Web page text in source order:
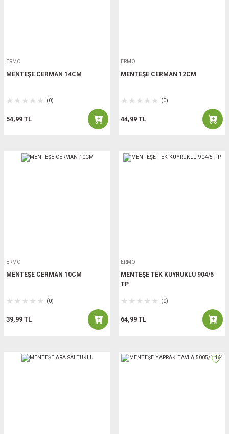
ERMO
MENTEŞE CERMAN 14CM
(0)
54,99 TL
ERMO
MENTEŞE CERMAN 12CM
(0)
44,99 TL
ERMO
MENTEŞE CERMAN 10CM
(0)
39,99 TL
ERMO
MENTEŞE TEK KUYRUKLU 904/5
TP
(0)
64,99 TL